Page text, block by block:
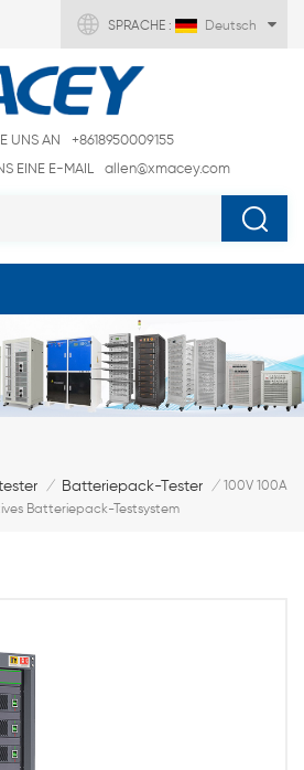
SPRACHE : Deutsch
UNS AN
+8618950009155
EINE E-MAIL
allen@xmacey.com
/ Batteriepack-Tester /
100V 100A
Batteriepack-Testsystem